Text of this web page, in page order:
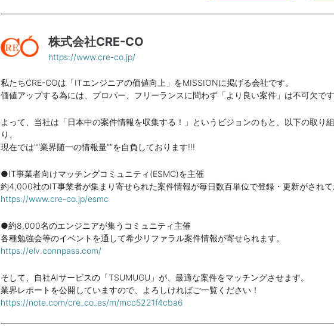
株式会社CRE-CO
https://www.cre-co.jp/
私たちCRE-COは「ITエンジニアの価値向上」をMISSIONに掲げる会社です。
価値アップする為には、プロパー、フリーランスに問わず「より良い案件」は不可欠で
よって、当社は「日本中の案件情報を収集する！」というビジョンのもと、以下の取り
り、
現在では""業界随一の情報量””を自負しております!!!
●IT事業者向けマッチングコミュニティ(ESMC)を主催
約4,000社のIT事業者が集まり寄せられた案件情報が毎日数百単位で登録・更新がされ
https://www.cre-co.jp/esmc
●約8,000名のエンジニアが集うコミュニティ主催
各種勉強会等のイベントを通して希少リファラル案件情報が寄せられます。
https://elv.connpass.com/
そして、自社AIサービスの「TSUMUGU」が、最適な案件をマッチングさせます。
業界レポートを公開していますので、よろしければご一覧ください！
https://note.com/cre_co_es/m/mcc5221f4cba6